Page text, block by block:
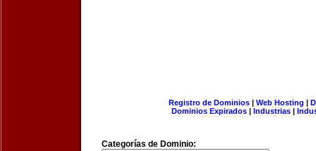
Registro de Dominios| Web Hosting |
Dominios Expirados | Industrias |
Categorías de Dominio: